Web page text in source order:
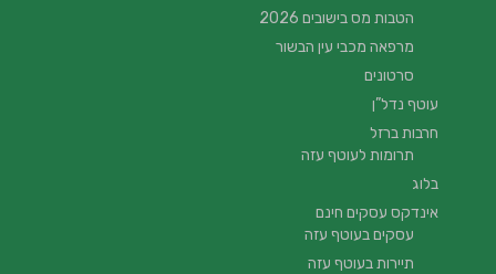
הטבות מס בישובים 2026
מרפאה מכבי עין הבשור
סרטונים
עוטף נדל”ן
חרבות ברזל
תרומות לעוטף עזה
בלוג
אינדקס עסקים חינם
עסקים בעוטף עזה
תיירות בעוטף עזה